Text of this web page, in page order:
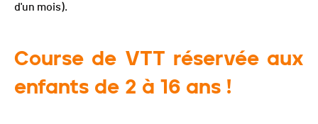
d'un mois).
Course de VTT réservée aux
enfants de 2 à 16 ans !